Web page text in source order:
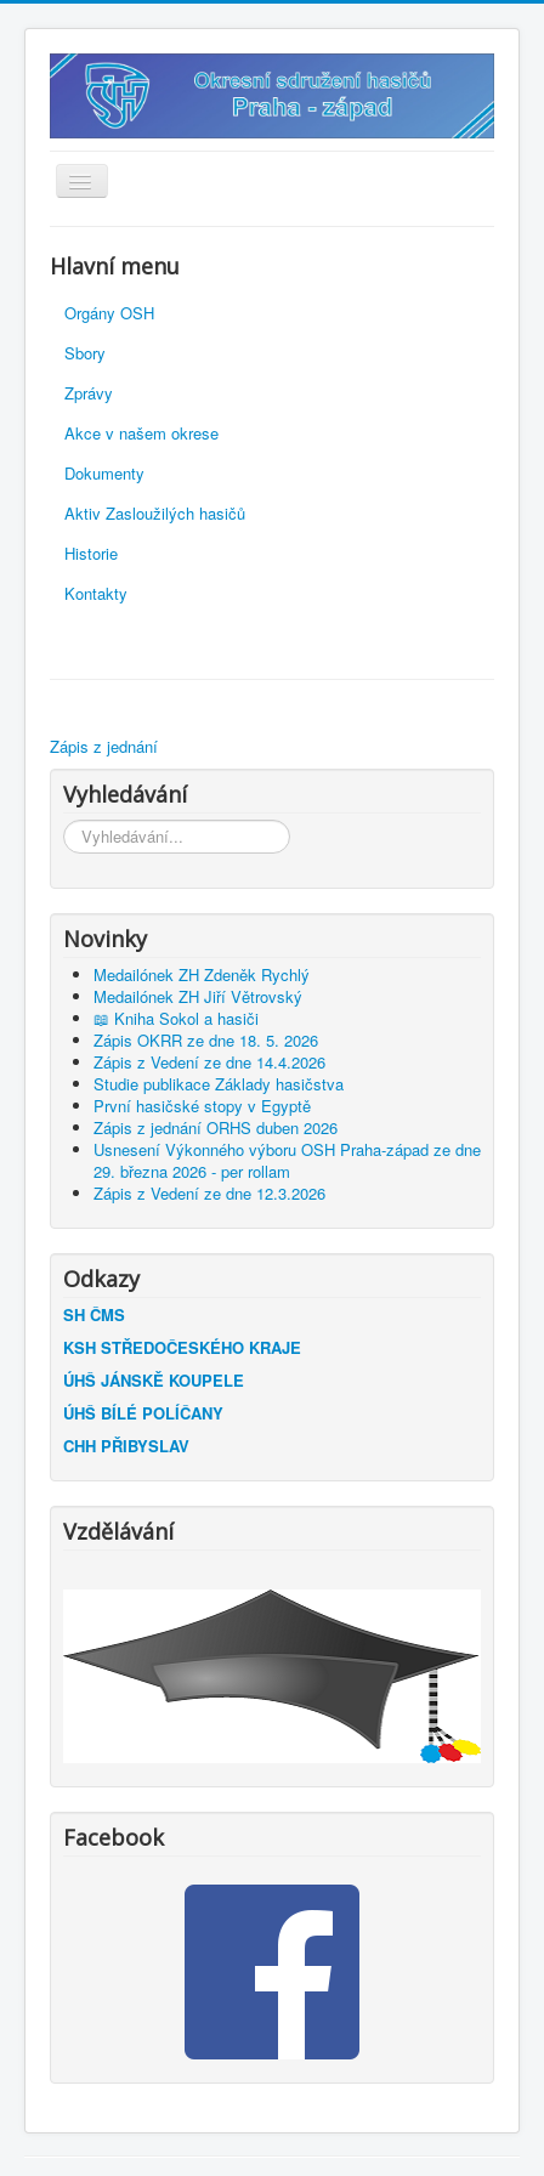
? Sdílený disk
? Připravený občan
✍️ Přihlášky
? Soutěže 2026
Hlavní menu
Orgány OSH
Sbory
Zprávy
Akce v našem okrese
Dokumenty
Aktiv Zasloužilých hasičů
Historie
Kontakty
Zápis z jednání
Vyhledávání
Vyhledávání...
Novinky
Medailónek ZH Zdeněk Rychlý
Medailónek ZH Jiří Větrovský
📖 Kniha Sokol a hasiči
Zápis OKRR ze dne 18. 5. 2026
Zápis z Vedení ze dne 14.4.2026
Studie publikace Základy hasičstva
První hasičské stopy v Egyptě
Zápis z jednání ORHS duben 2026
Usnesení Výkonného výboru OSH Praha-západ ze dne
29. března 2026 - per rollam
Zápis z Vedení ze dne 12.3.2026
Odkazy
SH ČMS
KSH STŘEDOČESKÉHO KRAJE
ÚHŠ JÁNSKĚ KOUPELE
ÚHŠ BÍLÉ POLÍČANY
CHH PŘIBYSLAV
Vzdělávání
Facebook